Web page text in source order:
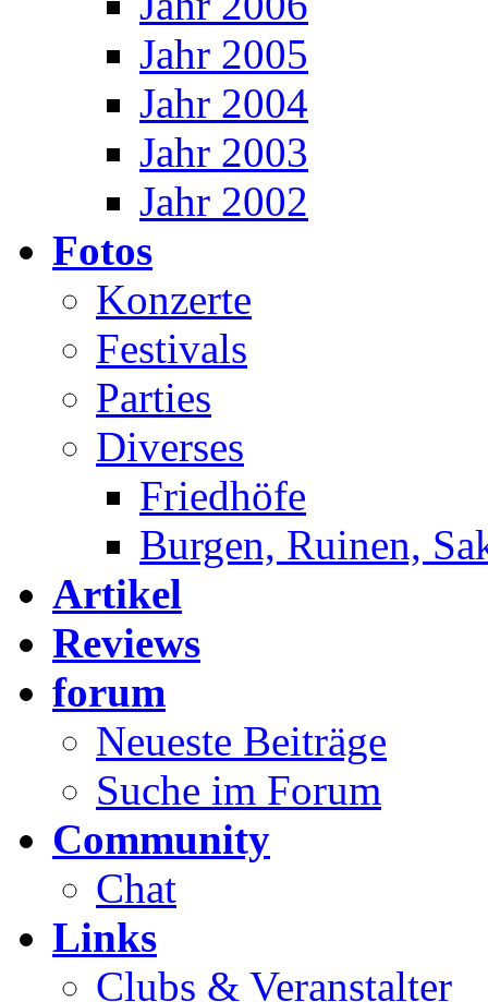
Jahr 2005
Jahr 2004
Jahr 2003
Jahr 2002
Fotos
Konzerte
Festivals
Parties
Diverses
Friedhöfe
Burgen, Ruinen,
Artikel
Reviews
forum
Neueste Beiträge
Suche im Forum
Community
Chat
Links
Clubs & Veranstalter